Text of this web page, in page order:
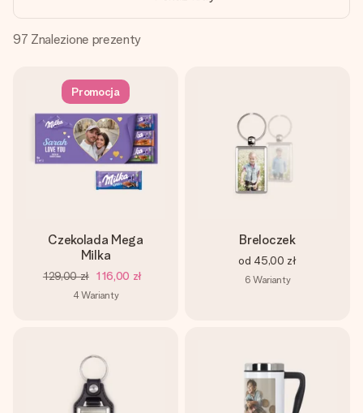
imieniem, swoim zdjęciem lub wiadomością, która naprawdę
poruszy serce. Bez problemu, po prostu ogrom miłości na
tę chwilę.
97 Znalezione prezenty
Promocja
Czekolada Mega
Milka
129,00 zł 116,00 zł
4Warianty
Breloczek
od 45,00 zł
6 Warianty